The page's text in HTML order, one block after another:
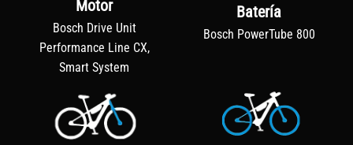
Motor
Bosch Drive Unit
Performance Line CX,
Smart System
Batería
Bosch PowerTube 800